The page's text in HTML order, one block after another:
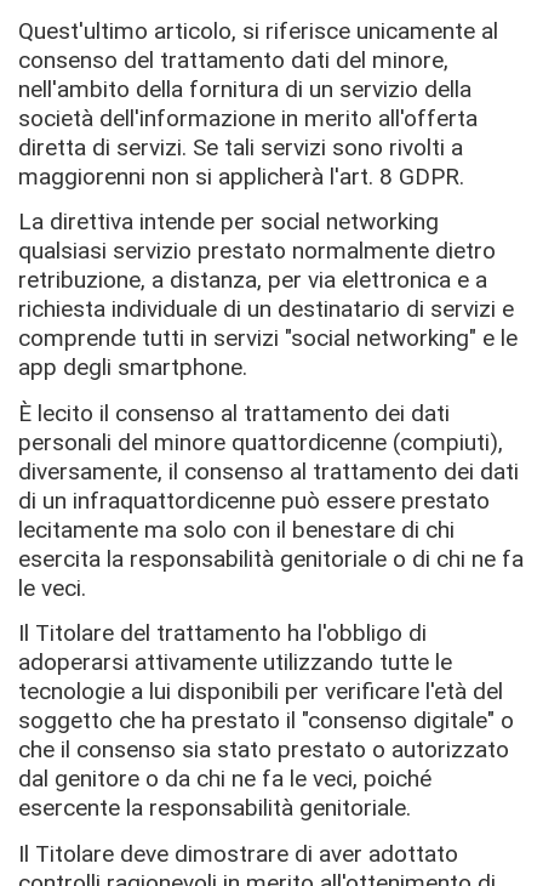
Quest'ultimo articolo, si riferisce unicamente al
consenso del trattamento dati del minore,
nell'ambito della fornitura di un servizio della
società dell'informazione in merito all'offerta
diretta di servizi. Se tali servizi sono rivolti a
maggiorenni non si applicherà l'art. 8 GDPR.
La direttiva intende per social networking
qualsiasi servizio prestato normalmente dietro
retribuzione, a distanza, per via elettronica e a
richiesta individuale di un destinatario di servizi e
comprende tutti in servizi "social networking" e le
app degli smartphone.
È lecito il consenso al trattamento dei dati
personali del minore quattordicenne (compiuti),
diversamente, il consenso al trattamento dei dati
di un infraquattordicenne può essere prestato
lecitamente ma solo con il benestare di chi
esercita la responsabilità genitoriale o di chi ne fa
le veci.
Il Titolare del trattamento ha l'obbligo di
adoperarsi attivamente utilizzando tutte le
tecnologie a lui disponibili per verificare l'età del
soggetto che ha prestato il "consenso digitale" o
che il consenso sia stato prestato o autorizzato
dal genitore o da chi ne fa le veci, poiché
esercente la responsabilità genitoriale.
Il Titolare deve dimostrare di aver adottato